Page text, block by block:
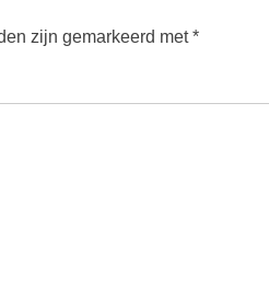
zijn gemarkeerd met*